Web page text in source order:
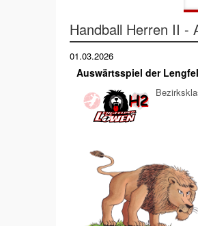
Handball Herren II -
01.03.2026
Auswärtsspiel der